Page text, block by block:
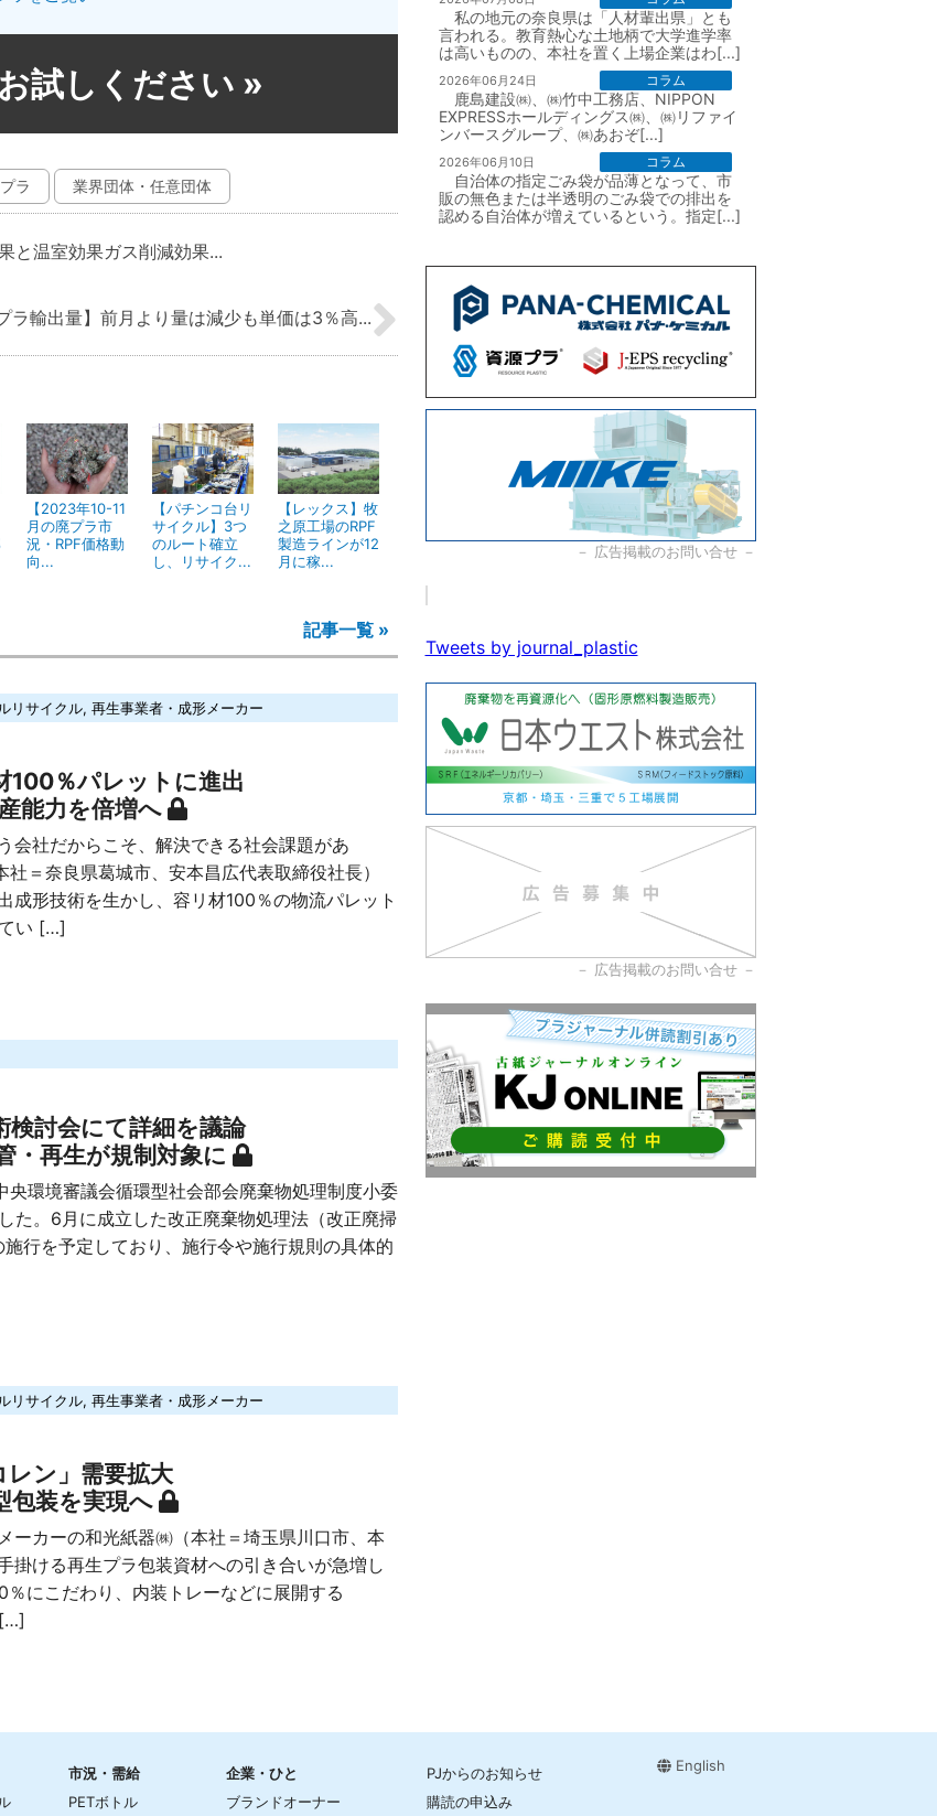
試しください »
ラ 業界団体・任意団体
と温室効果ガス削減効果...
ラ輸出量】前月より量は減少も単価は3％高...
【2023年10-11
月の廃プラ市
況・RPF価格動
向...
【パチンコ台リ
サイクル】3つ
のルート確立
し、リサイク...
【レックス】牧
之原工場のRPF
製造ラインが12
月に稼...
記事一覧 »
リサイクル, 再生事業者・成形メーカー
100％パレットに進出
能力を倍増へ
会社だからこそ、解決できる社会課題があ
＝奈良県葛城市、安本昌広代表取締役社長）
成形技術を生かし、容リ材100％の物流パレット
い […]
検討会にて詳細を議論
・再生が規制対象に
環境審議会循環型社会部会廃棄物処理制度小委
た。6月に成立した改正廃棄物処理法（改正廃掃
行を予定しており、施行令や施行規則の具体的
リサイクル, 再生事業者・成形メーカー
ン」需要拡大
包装を実現へ
ーカーの和光紙器㈱（本社＝埼玉県川口市、本
掛ける再生プラ包装資材への引き合いが急増し
％にこだわり、内装トレーなどに展開する
私の地元の奈良県は「人材輩出県」とも
言われる。教育熱心な土地柄で大学進学率
は高いものの、本社を置く上場企業はわ[...]
2026年06月24日 コラム
鹿島建設㈱、㈱竹中工務店、NIPPON
EXPRESSホールディングス㈱、㈱リファイ
ンバースグループ、㈱あおぞ[...]
2026年06月10日 コラム
自治体の指定ごみ袋が品薄となって、市
販の無色または半透明のごみ袋での排出を
認める自治体が増えているという。指定[...]
－ 広告掲載のお問い合せ－
Tweets by journal_plastic
－ 広告掲載のお問い合せ－
市況・需給
PETボトル
企業・ひと
ブランドオーナー
PJからのお知らせ
購読の申込み
English